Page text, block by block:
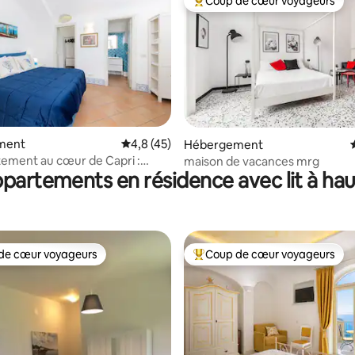
base de 548 commentaires : 4,85 sur 5Évaluation moyenne sur la base de 45
4,8 (45)
au cœur de Capri :
Coups de cœur voyageurs les
Hébergement
maison de vacances mrg
en résidence avec lit à
cœur voyageurs les plus appréciés
cœur voyageurs Coups de cœur voyageurs les
Coup de cœur voyageurs